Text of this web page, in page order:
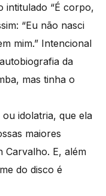
intitulado “É corpo,
“Eu não nasci
mim.” Intencional
da
mas tinha o
idolatria, que ela
maiores
Carvalho. E, além
do disco é